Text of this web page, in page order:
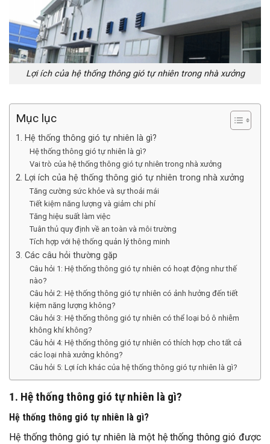
Lợi ích của hệ thống thông gió tự nhiên trong nhà xưởng
Mục lục
1. Hệ thống thông gió tự nhiên là gì?
Hệ thống thông gió tự nhiên là gì?
Vai trò của hệ thống thông gió tự nhiên trong nhà xưởng
2. Lợi ích của hệ thống thông gió tự nhiên trong nhà xưởng
Tăng cường sức khỏe và sự thoải mái
Tiết kiệm năng lượng và giảm chi phí
Tăng hiệu suất làm việc
Tuân thủ quy định về an toàn và môi trường
Tích hợp với hệ thống quản lý thông minh
3. Các câu hỏi thường gặp
Câu hỏi 1: Hệ thống thông gió tự nhiên có hoạt động như thế
nào?
Câu hỏi 2: Hệ thống thông gió tự nhiên có ảnh hưởng đến tiết
kiệm năng lượng không?
Câu hỏi 3: Hệ thống thông gió tự nhiên có thể loại bỏ ô nhiễm
không khí không?
Câu hỏi 4: Hệ thống thông gió tự nhiên có thích hợp cho tất cả
các loại nhà xưởng không?
Câu hỏi 5: Lợi ích khác của hệ thống thông gió tự nhiên là gì?
1. Hệ thống thông gió tự nhiên là gì?
Hệ thống thông gió tự nhiên là gì?
Hệ thống thông gió tự nhiên là một hệ thống thông gió được